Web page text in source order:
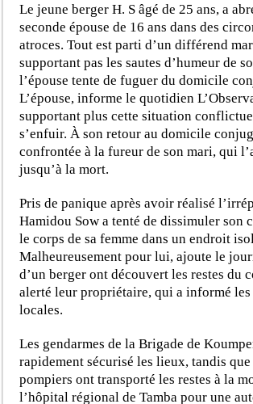
Le jeune berger H. S âgé de 25 ans, a
seconde épouse de 16 ans dans des
atroces. Tout est parti d’un différend
supportant pas les sautes d’humeur de
l’épouse tente de fuguer du domicile
L’épouse, informe le quotidien
supportant plus cette situation
s’enfuir. À son retour au domicile
confrontée à la fureur de son mari, qui
jusqu’à la mort.
Pris de panique après avoir réalisé
Hamidou Sow a tenté de dissimuler son
le corps de sa femme dans un endroit
Malheureusement pour lui, ajoute le
d’un berger ont découvert les restes du
alerté leur propriétaire, qui a informé
locales.
Les gendarmes de la Brigade de
rapidement sécurisé les lieux, tandis que
pompiers ont transporté les restes à la
l’hôpital régional de Tamba pour une